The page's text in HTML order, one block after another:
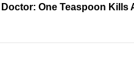
Doctor: One Teaspoon Kills